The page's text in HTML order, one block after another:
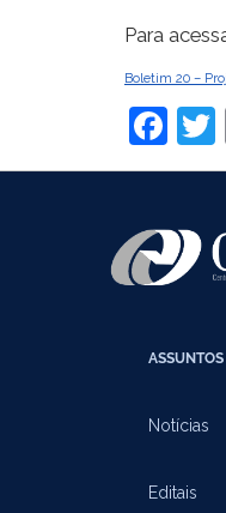
Para
Boletim 20 –
ASSUNTOS
Notícias
Editais